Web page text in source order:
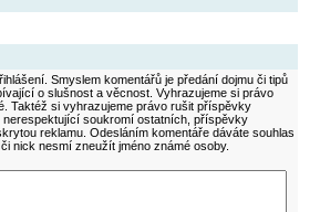
Smyslem komentářů je předání dojmu či tipů
o slušnost a věcnost. Vyhrazujeme si právo
Taktéž si vyhrazujeme právo rušit příspěvky
soukromí ostatních, příspěvky
reklamu. Odesláním komentáře dáváte souhlas
nick nesmí zneužít jméno známé osoby.